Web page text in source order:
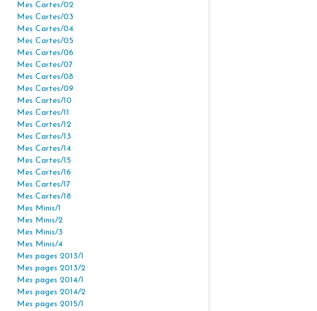
Mes Cartes/02
Mes Cartes/03
Mes Cartes/04
Mes Cartes/05
Mes Cartes/06
Mes Cartes/07
Mes Cartes/08
Mes Cartes/09
Mes Cartes/10
Mes Cartes/11
Mes Cartes/12
Mes Cartes/13
Mes Cartes/14
Mes Cartes/15
Mes Cartes/16
Mes Cartes/17
Mes Cartes/18
Mes Minis/1
Mes Minis/2
Mes Minis/3
Mes Minis/4
Mes pages 2013/1
Mes pages 2013/2
Mes pages 2014/1
Mes pages 2014/2
Mes pages 2015/1